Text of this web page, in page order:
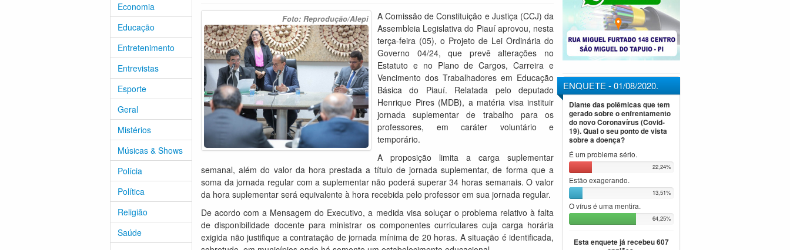
Economia
Educação
Entretenimento
Entrevistas
Esporte
Geral
Mistérios
Músicas & Shows
Polícia
Política
Religião
Saúde
Foto: Reprodução/Alepi
A Comissão de Constituição e Justiça (CCJ) da
Assembleia Legislativa do Piauí aprovou, nesta
terça-feira (05), o Projeto de Lei Ordinária do
Governo 04/24, que prevê alterações no
Estatuto e no Plano de Cargos, Carreira e
Vencimento dos Trabalhadores em Educação
Básica do Piauí. Relatada pelo deputado
Henrique Pires (MDB), a matéria visa instituir
jornada suplementar de trabalho para os
professores, em caráter voluntário e
temporário.
A proposição limita a carga suplementar
semanal, além do valor da hora prestada a título de jornada suplementar, de forma que a
soma da jornada regular com a suplementar não poderá superar 34 horas semanais. O valor
da hora suplementar será equivalente à hora recebida pelo professor em sua jornada regular.
De acordo com a Mensagem do Executivo, a medida visa soluçar o problema relativo à falta
de disponibilidade docente para ministrar os componentes curriculares cuja carga horária
exigida não justifique a contratação de jornada mínima de 20 horas. A situação é identificada,
ENQUETE - 01/08/2020.
Diante das polêmicas que tem
gerado sobre o enfrentamento
do novo Coronavírus (Covid-
19). Qual o seu ponto de vista
sobre a doença?
É um problema sério.
22,24%
Estão exagerando.
13,51%
O vírus é uma mentira.
64,25%
Esta enquete já recebeu 607